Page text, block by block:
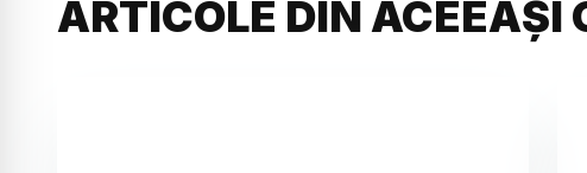
ARTICOLE DIN ACEEAȘI